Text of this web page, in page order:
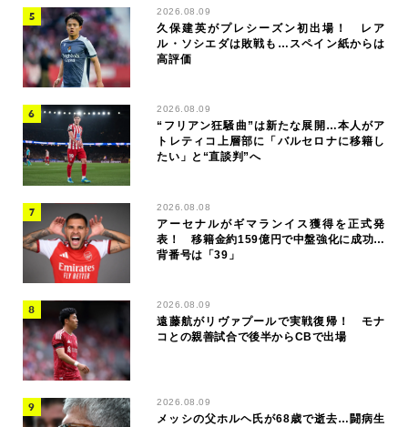
2026.08.09
久保建英がプレシーズン初出場！ レア
ル・ソシエダは敗戦も…スペイン紙からは
高評価
2026.08.09
“フリアン狂騒曲”は新たな展開…本人がア
トレティコ上層部に「バルセロナに移籍し
たい」と“直談判”へ
2026.08.08
アーセナルがギマランイス獲得を正式発
表！ 移籍金約159億円で中盤強化に成功…
背番号は「39」
2026.08.09
遠藤航がリヴァプールで実戦復帰！ モナ
コとの親善試合で後半からCBで出場
2026.08.09
メッシの父ホルヘ氏が68歳で逝去…闘病生